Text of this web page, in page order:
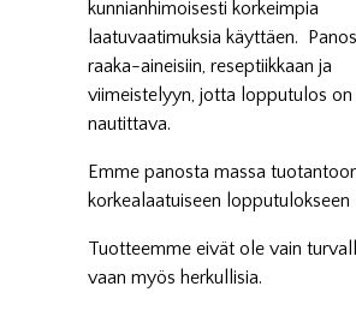
kunnianhimoisesti korkeimpia
laatuvaatimuksia käyttäen.
raaka-aineisiin, reseptiikkaan ja
viimeistelyyn, jotta lopputulos on
nautittava.
Emme panosta massa
korkealaatuiseen lopputulokseen
Tuotteemme eivät ole vain
vaan myös herkullisia.